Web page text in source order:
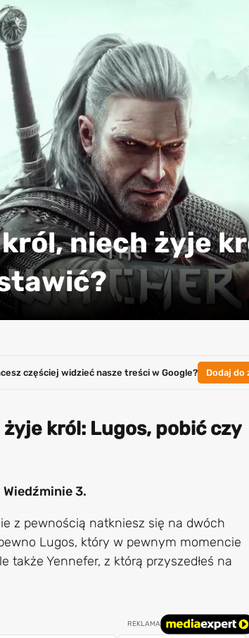
niech żyje
częściej widzieć nasze treści w Google? Dodaj do
król: Lugos, pobić czy
3.
z pewnością natkniesz się na dwóch
Lugos, który w pewnym momencie
Yennefer, z którą przyszedłeś na
REKLAMA